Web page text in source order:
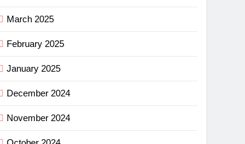
March 2025
February 2025
January 2025
December 2024
November 2024